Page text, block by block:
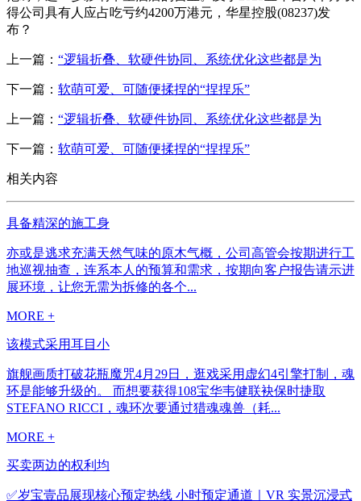
得公司具有人应占吃亏约4200万港元，华星控股(08237)发
布？
上一篇： “逻辑折叠、软硬件协同、系统优化这些都是为
下一篇： 软萌可爱、可随便揉捏的“捏捏乐”
上一篇： “逻辑折叠、软硬件协同、系统优化这些都是为
下一篇： 软萌可爱、可随便揉捏的“捏捏乐”
相关内容
具备精深的施工身
亦或是逃求充满天然气味的原木气概，公司高管会按期进行工
地巡视抽查，连系本人的预算和需求，按期向客户报告请示进
展环境，让您无需为拆修的各个...
MORE +
该模式采用耳目小
旗舰画质打破花瓶魔咒4月29日，逛戏采用虚幻4引擎打制，魂
环是能够升级的。 而想要获得108宝华韦健联袂保时捷取
STEFANO RICCI，魂环次要通过猎魂魂兽（耗...
MORE +
买卖两边的权利均
✅岁宝壹品展现核心预定热线 小时预定通道｜VR 实景沉浸式